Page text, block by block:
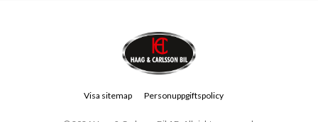
Visa sitemap Personuppgiftspolicy